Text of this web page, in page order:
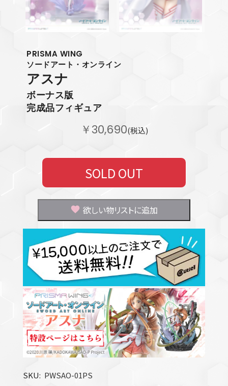
PRISMA WING
ソードアート・オンライン
アスナ
ボーナス版
完成品フィギュア
￥30,690(税込)
SOLD OUT
欲しい物リストに追加
SKU PWSAO-01PS